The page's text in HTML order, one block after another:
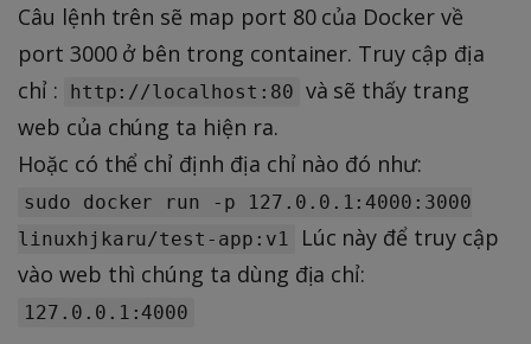
Câu lệnh trên sẽ map port 80 của Docker về
port 3000 ở bên trong container. Truy cập địa
chỉ :
http://localhost:80 và sẽ thấy trang
web của chúng ta hiện ra.
Hoặc có thể chỉ định địa chỉ nào đó như:
sudo docker run -p 127.0.0.1:4000:3000
linuxhjkaru/test-app:v1
Lúc này để truy cập
vào web thì chúng ta dùng địa chỉ:
127.0.0.1:4000